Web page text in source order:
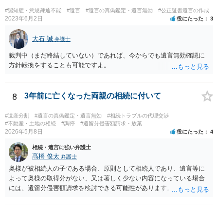
#認知症・意思疎通不能 #遺言 #遺言の真偽鑑定・遺言無効 #公正証書遺言の作成
2023年6月2日 役にたった 3
大石 誠 弁護士
裁判中（まだ終結していない）であれば、今からでも遺言無効確認に
方針転換をすることも可能ですよ。
8 3年前に亡くなった両親の相続に付いて
#遺産分割 #遺言の真偽鑑定・遺言無効
#相続トラブルの代理交渉
#不動産・土地の相続
#調停 #遺留分侵害額請求・放棄
2026年5月8日 役にたった 4
相続・遺言に強い弁護士
髙橋 俊太 弁護士
奥様が被相続人の子である場合、原則として相続人であり、遺言等に
よって奥様の取得分がない、又は著しく少ない内容になっている場合
には、遺留分侵害額請求を検討できる可能性があります。ただし、
記の義務化に関する説明と混同されている可能性があります。相続登